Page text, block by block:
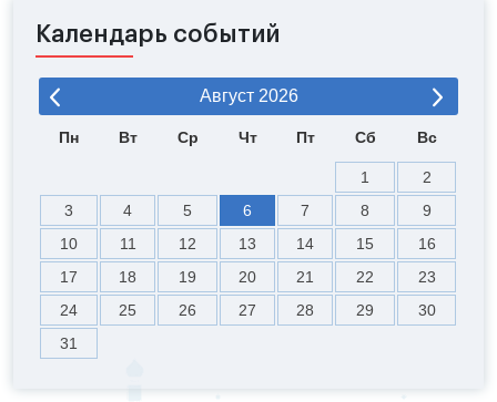
Календарь событий
Август 2026
Пн Вт Ср Чт Пт Сб Вс
1
2
3
4 5 6 7 8
9
10
11 12 13 14 15
16
17
18 19 20 21 22
23
24
25 26 27 28 29
30
31